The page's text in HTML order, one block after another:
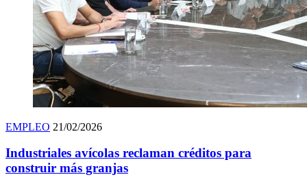
EMPLEO 21/02/2026
Industriales avícolas reclaman créditos para
construir más granjas